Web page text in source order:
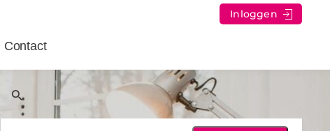
Inloggen
Contact